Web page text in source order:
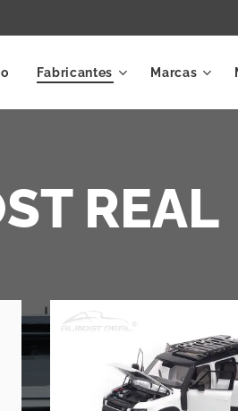
Fabricantes Marcas
REAL